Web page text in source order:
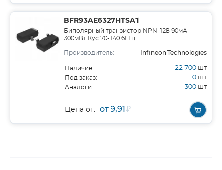
BFR93AE6327HTSA1
Биполярный транзистор NPN 12В 90мА
300мВт Кус 70-140 6ГГц
Производитель: Infineon Technologies
Наличие: 22 700 шт
Под заказ: 0 шт
Аналоги: 300 шт
Цена от: от 9,91₽